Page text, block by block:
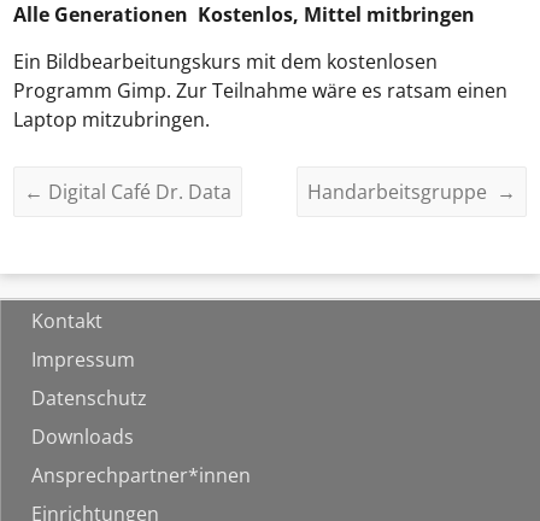
Alle Generationen Kostenlos, Mittel mitbringen
Ein Bildbearbeitungskurs mit dem kostenlosen
Programm Gimp. Zur Teilnahme wäre es ratsam einen
Laptop mitzubringen.
← Digital Café Dr. Data Handarbeitsgruppe →
Kontakt
Impressum
Datenschutz
Downloads
Ansprechpartner*innen
Einrichtungen